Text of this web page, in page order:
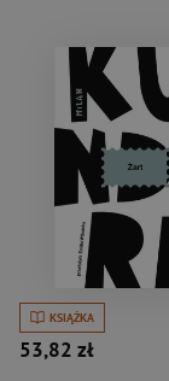
KSIĄŻKA
53,82 zł